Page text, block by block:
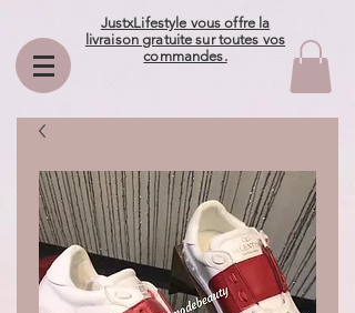
JustxLifestyle vous offre la
livraison gratuite sur toutes vos
commandes.